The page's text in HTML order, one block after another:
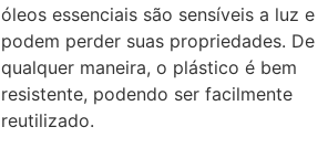
óleos essenciais são sensíveis a luz e
podem perder suas propriedades. De
qualquer maneira, o plástico é bem
resistente, podendo ser facilmente
reutilizado.